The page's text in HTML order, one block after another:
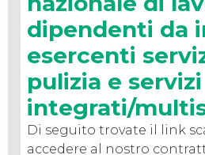
dipendenti da
esercenti
pulizia e servizi
integrati/
Di seguito trovate il link
accedere al nostro